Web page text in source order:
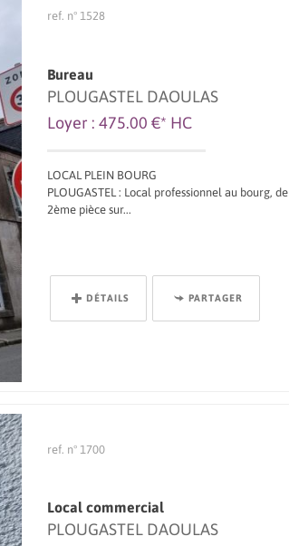
ref. n° 1528
Bureau
PLOUGASTEL DAOULAS
Loyer : 475.00 €* HC
LOCAL PLEIN BOURG
PLOUGASTEL : Local professionnel au bourg,
2ème pièce sur...
DÉTAILS PARTAGER
ref. n° 1700
Local commercial
PLOUGASTEL DAOULAS